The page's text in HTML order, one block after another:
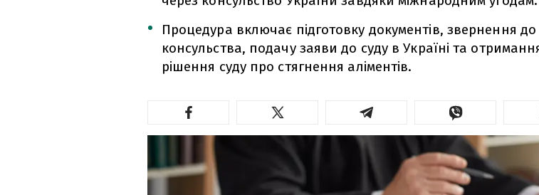
Процедура включає підготовку документів, звернення до
консульства, подачу заяви до суду в Україні та
рішення суду про стягнення аліментів.